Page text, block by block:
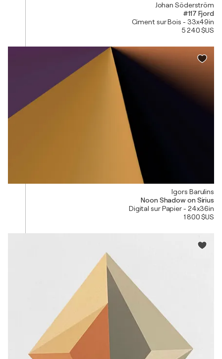
Johan Söderström
#117 Fjord
Ciment sur Bois - 33x49in
5 240 $US
Igors Barulins
Noon Shadow on Sirius
Digital sur Papier - 24x36in
1 800 $US